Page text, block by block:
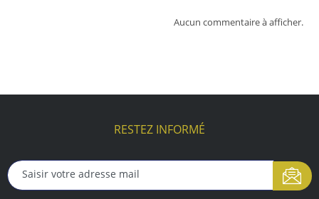
Aucun commentaire à afficher.
RESTEZ INFORMÉ